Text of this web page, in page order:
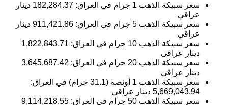
سعر سبيكة الذهب 1 جرام في العراق: 182,284.37 دينار
عراقي
سعر سبيكة الذهب 5 جرام في العراق:
911,421.86 دينار
عراقي
سعر سبيكة الذهب 10 جرام في العراق:
1,822,843.71
دينار عراقي
سعر سبيكة الذهب 20 جرام في العراق:
3,645,687.42
دينار عراقي
سعر سبيكة الذهب 1 أونصة (31.1 جرام) في العراق:
5,669,043.94 دينار عراقي
سعر سبيكة الذهب 50 جرام في العراق:
9,114,218.55